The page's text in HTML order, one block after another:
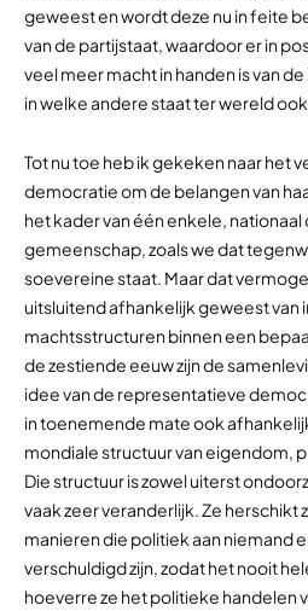
geweest en wordt deze nu in feite
van de partijstaat, waardoor er in
veel meer macht in handen is van
in welke andere staat ter wereld
Tot nu toe heb ik gekeken naar het
democratie om de belangen van
het kader van één enkele,
gemeenschap, zoals we dat
soevereine staat. Maar dat
uitsluitend afhankelijk geweest
machtsstructuren binnen een
de zestiende eeuw zijn de
idee van de representatieve
in toenemende mate ook
mondiale structuur van eigendom,
Die structuur is zowel uiterst
vaak zeer veranderlijk. Ze
manieren die politiek aan niemand
verschuldigd zijn, zodat het nooit
hoeverre ze het politieke handelen